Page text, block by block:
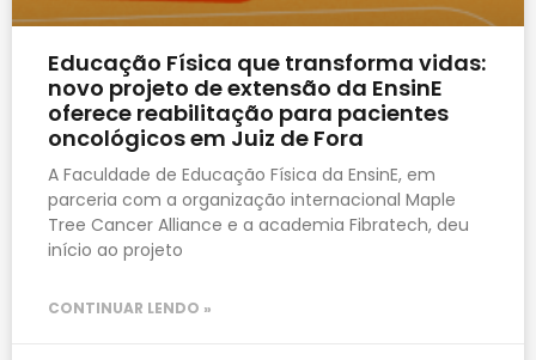
Educação Física que transforma vidas:
novo projeto de extensão da EnsinE
oferece reabilitação para pacientes
oncológicos em Juiz de Fora
A Faculdade de Educação Física da EnsinE, em
parceria com a organização internacional Maple
Tree Cancer Alliance e a academia Fibratech, deu
início ao projeto
CONTINUAR LENDO »